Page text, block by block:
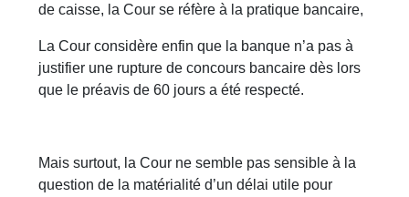
de caisse, la Cour se réfère à la pratique bancaire,
La Cour considère enfin que la banque n’a pas à
justifier une rupture de concours bancaire dès lors
que le préavis de 60 jours a été respecté.
Mais surtout, la Cour ne semble pas sensible à la
question de la matérialité d’un délai utile pour